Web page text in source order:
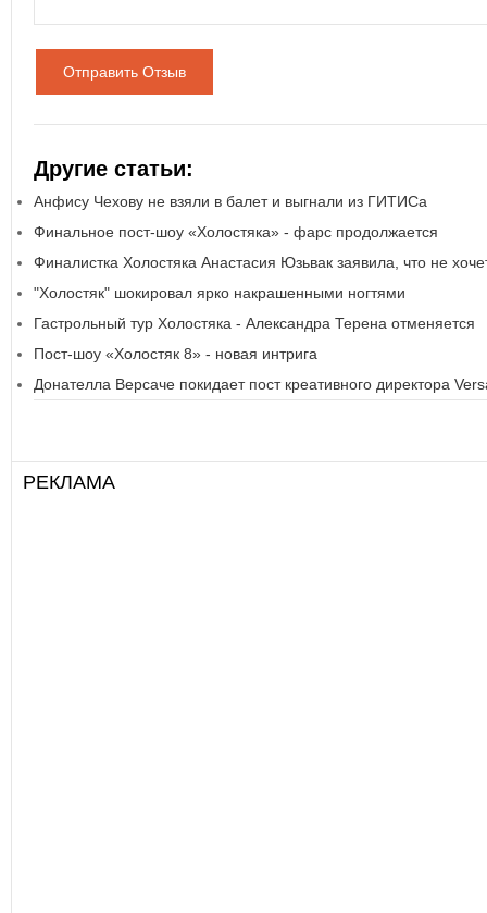
Отправить Отзыв
Другие статьи:
Анфису Чехову не взяли в балет и выгнали из ГИТИСа
Финальное пост-шоу «Холостяка» - фарс продолжается
Финалистка Холостяка Анастасия Юзьвак заявила, что не
"Холостяк" шокировал ярко накрашенными ногтями
Гастрольный тур Холостяка - Александра Терена отменяется
Пост-шоу «Холостяк 8» - новая интрига
Донателла Версаче покидает пост креативного директора
РЕКЛАМА